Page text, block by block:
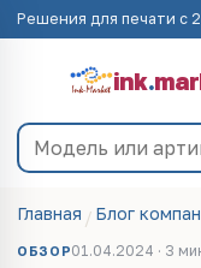
Решения для печати с
ink.
Главная Блог
ОБЗОР01.04.2024 · 3